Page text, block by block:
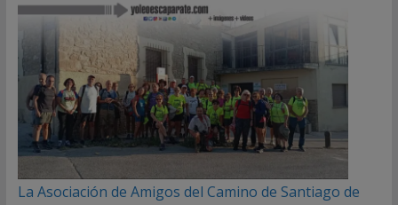
La Asociación de Amigos del Camino de Santiago de